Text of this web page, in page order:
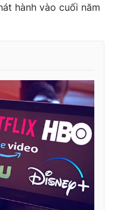
khi phát hành lại
hành vào cuối năm